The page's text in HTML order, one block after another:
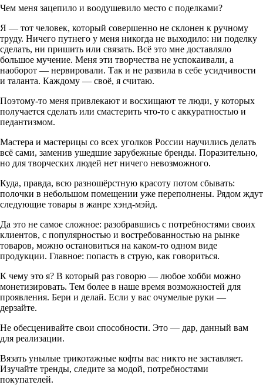
Чем меня зацепило и воодушевило место с поделками?
Я — тот человек, который совершенно не склонен к ручному
труду. Ничего путнего у меня никогда не выходило: ни поделку
сделать, ни пришить или связать. Всё это мне доставляло
большое мучение. Меня эти творчества не успокаивали, а
наоборот — нервировали. Так и не развила в себе усидчивости
и таланта. Каждому — своё, я считаю.
Поэтому-то меня привлекают и восхищают те люди, у которых
получается сделать или смастерить что-то с аккуратностью и
педантизмом.
Мастера и мастерицы со всех уголков России научились делать
всё сами, заменив ушедшие зарубежные бренды. Поразительно,
но для творческих людей нет ничего невозможного.
Куда, правда, всю разношёрстную красоту потом сбывать:
полочки в небольшом помещении уже переполнены. Рядом ждут
следующие товары в жанре хэнд-мэйд.
Да это не самое сложное: разобравшись с потребностями своих
клиентов, с популярностью и востребованностью на рынке
товаров, можно остановиться на каком-то одном виде
продукции. Главное: попасть в струю, как говориться.
К чему это я? В который раз говорю — любое хобби можно
монетизировать. Тем более в наше время возможностей для
проявления. Бери и делай. Если у вас очумелые руки —
дерзайте.
Не обесценивайте свои способности. Это — дар, данный вам
для реализации.
Вязать унылые трикотажные кофты вас никто не заставляет.
Изучайте тренды, следите за модой, потребностями
покупателей.